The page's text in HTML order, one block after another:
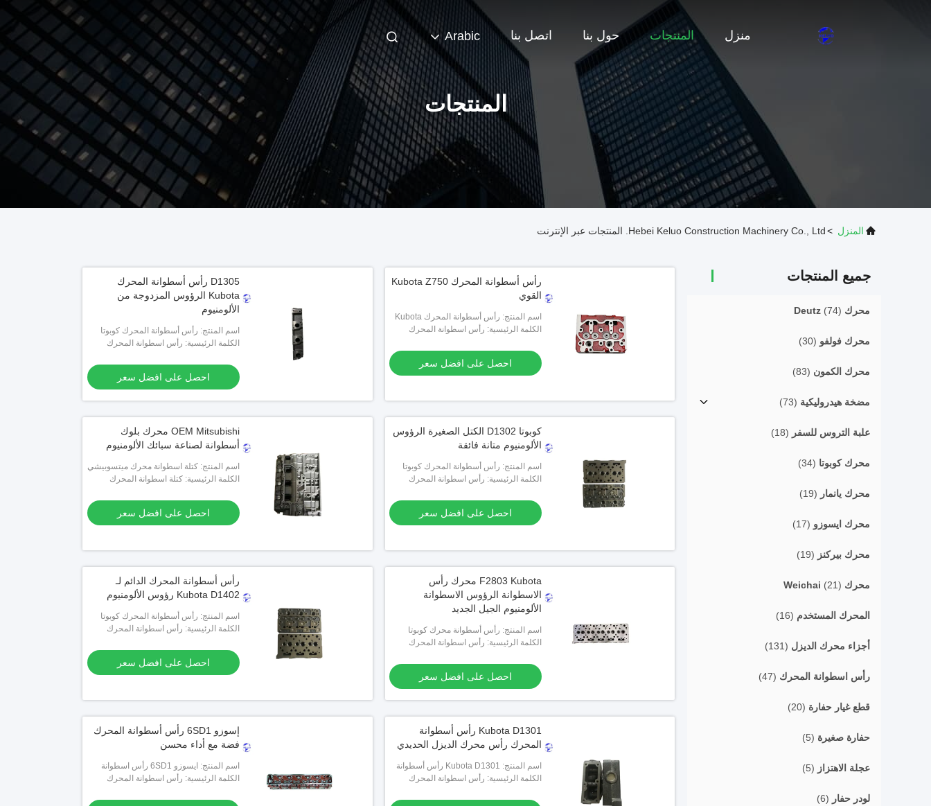
منزل المنتجات حول بنا اتصل بنا Arabic
المنتجات
المنزل >Hebei Keluo Construction Machinery Co., Ltd. المنتجات عبر الإنترنت
جميع المنتجات
محرك Deutz (74)
محرك فولفو (30)
محرك الكمون (83)
مضخة هيدروليكية (73)
علبة التروس للسفر (18)
محرك كوبوتا (34)
محرك يانمار (19)
محرك ايسوزو (17)
محرك بيركنز (19)
محرك Weichai (21)
المحرك المستخدم (16)
أجزاء محرك الديزل (131)
رأس اسطوانة المحرك (47)
قطع غيار حفارة (20)
حفارة صغيرة (5)
عجلة الاهتزاز (5)
لودر حفار (6)
رأس أسطوانة المحرك Kubota Z750
القوي
اسم المنتج: رأس أسطوانة المحرك Kubota
Z750
الكلمة الرئيسية: رأس اسطوانة المحرك
احصل على افضل سعر
D1305 رأس أسطوانة المحرك
Kubota الرؤوس المزدوجة من
الألومنيوم
اسم المنتج: رأس أسطوانة المحرك كوبوتا
D1305
الكلمة الرئيسية: رأس اسطوانة المحرك
احصل على افضل سعر
كوبوتا D1302 الكتل الصغيرة الرؤوس
الألومنيوم متانة فائقة
اسم المنتج: رأس أسطوانة المحرك كوبوتا
D1302
الكلمة الرئيسية: رأس اسطوانة المحرك
احصل على افضل سعر
OEM Mitsubishi محرك بلوك
أسطوانة لصناعة سبائك الألومنيوم
اسم المنتج: كتلة اسطوانة محرك ميتسوبيشي
الكلمة الرئيسية: كتلة اسطوانة المحرك
احصل على افضل سعر
F2803 Kubota محرك رأس
الاسطوانة الرؤوس الاسطوانة
الألومنيوم الجيل الجديد
اسم المنتج: رأس أسطوانة محرك كوبوتا
F2803
الكلمة الرئيسية: رأس اسطوانة المحرك
احصل على افضل سعر
رأس أسطوانة المحرك الدائم لـ
Kubota D1402 رؤوس الألومنيوم
اسم المنتج: رأس أسطوانة المحرك كوبوتا
D1402
الكلمة الرئيسية: رأس اسطوانة المحرك
احصل على افضل سعر
Kubota D1301 رأس أسطوانة
المحرك رأس محرك الديزل الحديدي
اسم المنتج: Kubota D1301 رأس أسطوانة
المحرك
الكلمة الرئيسية: رأس اسطوانة المحرك
إسوزو 6SD1 رأس أسطوانة المحرك
فضة مع أداء محسن
اسم المنتج: ايسوزو 6SD1 رأس اسطوانة
المحرك
الكلمة الرئيسية: رأس اسطوانة المحرك